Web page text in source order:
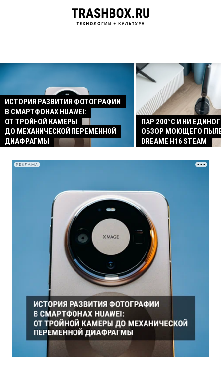
ИСТОРИЯ РАЗВИТИЯ ФОТОГРАФИИ
В СМАРТФОНАХ HUAWEI:
ОТ ТРОЙНОЙ КАМЕРЫ
ДО МЕХАНИЧЕСКОЙ ПЕРЕМЕННОЙ
ДИАФРАГМЫ
ПАР 200°C И НИ
ОБЗОР МОЮЩЕГО
DREAME H16 STEAM
РЕКЛАМА